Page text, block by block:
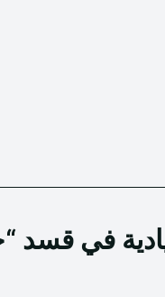
في قسد